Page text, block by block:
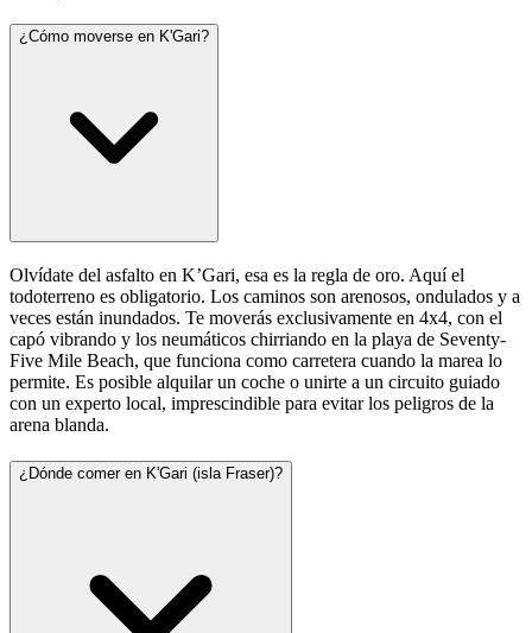
¿Cómo moverse en K'Gari?
Olvídate del asfalto en K’Gari, esa es la regla de oro. Aquí el
todoterreno es obligatorio. Los caminos son arenosos, ondulados y a
veces están inundados. Te moverás exclusivamente en 4x4, con el
capó vibrando y los neumáticos chirriando en la playa de Seventy-
Five Mile Beach, que funciona como carretera cuando la marea lo
permite. Es posible alquilar un coche o unirte a un circuito guiado
con un experto local, imprescindible para evitar los peligros de la
arena blanda.
¿Dónde comer en K'Gari (isla Fraser)?